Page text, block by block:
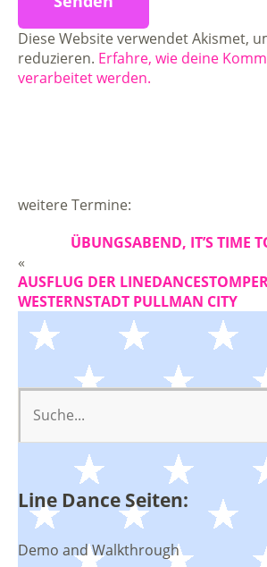
Diese Website verwendet Akismet,
reduzieren. Erfahre, wie deine
verarbeitet werden.
weitere Termine:
ÜBUNGSABEND, IT’S TIME
«
AUSFLUG DER
WESTERNSTADT PULLMAN CITY
Line Dance Seiten:
Demo and Walkthrough